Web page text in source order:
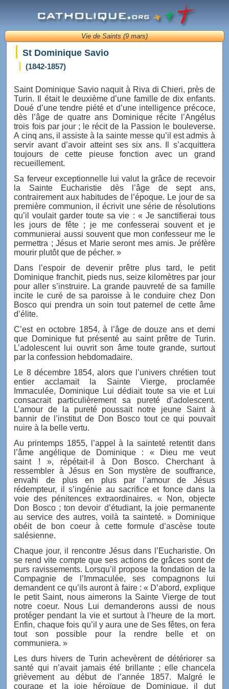
Vie de Saints (9 mars)
St Dominique Savio
(1842-1857)
Saint Dominique Savio naquit à Riva di Chieri, près de
Turin. Il était le deuxième d’une famille de dix enfants.
Doué d’une tendre piété et d’une intelligence précoce,
dès l’âge de quatre ans Dominique récite l’Angélus
trois fois par jour ; le récit de la Passion le bouleverse.
A cinq ans, il assiste à la sainte messe qu’il est admis à
servir avant d’avoir atteint ses six ans. Il s’acquittera
toujours de cette pieuse fonction avec un grand
recueillement.
Sa ferveur exceptionnelle lui valut la grâce de recevoir
la Sainte Eucharistie dès l’âge de sept ans,
contrairement aux habitudes de l’époque. Le jour de sa
première communion, il écrivit une série de résolutions
qu’il voulait garder toute sa vie : « Je sanctifierai tous
les jours de fête ; je me confesserai souvent et je
communierai aussi souvent que mon confesseur me le
permettra ; Jésus et Marie seront mes amis. Je préfère
mourir plutôt que de pécher. »
Dans l’espoir de devenir prêtre plus tard, le petit
Dominique franchit, pieds nus, seize kilomètres par jour
pour aller s’instruire. La grande pauvreté de sa famille
incite le curé de sa paroisse à le conduire chez Don
Bosco qui prendra un soin tout paternel de cette âme
d’élite.
C’est en octobre 1854, à l’âge de douze ans et demi
que Dominique fut présenté au saint prêtre de Turin.
L’adolescent lui ouvrit son âme toute grande, surtout
par la confession hebdomadaire.
Le 8 décembre 1854, alors que l’univers chrétien tout
entier acclamait la Sainte Vierge, proclamée
Immaculée, Dominique Lui dédiait toute sa vie et Lui
consacrait particulièrement sa pureté d’adolescent.
L’amour de la pureté poussait notre jeune Saint à
bannir de l’institut de Don Bosco tout ce qui pouvait
nuire à la belle vertu.
Au printemps 1855, l’appel à la sainteté retentit dans
l’âme angélique de Dominique : « Dieu me veut
saint ! », répétait-il à Don Bosco. Cherchant à
ressembler à Jésus en Son mystère de souffrance,
envahi de plus en plus par l’amour de Jésus
rédempteur, il s’ingénie au sacrifice et fonce dans la
voie des pénitences extraordinaires. « Non, objecte
Don Bosco ; ton devoir d’étudiant, la joie permanente
au service des autres, voilà ta sainteté. » Dominique
obéit de bon coeur à cette formule d’ascèse toute
salésienne.
Chaque jour, il rencontre Jésus dans l’Eucharistie. On
se rend vite compte que ses actions de grâces sont de
purs ravissements. Lorsqu’il propose la fondation de la
Compagnie de l’Immaculée, ses compagnons lui
demandent ce qu’ils auront à faire : « D’abord, explique
le petit Saint, nous aimerons la Sainte Vierge de tout
notre coeur. Nous Lui demanderons aussi de nous
protéger pendant la vie et surtout à l’heure de la mort.
Enfin, chaque fois qu’il y aura une de Ses fêtes, on fera
tout son possible pour la rendre belle et on
communiera. »
Les durs hivers de Turin achevèrent de détériorer sa
santé qui n’avait jamais été brillante ; elle chancela
grièvement au début de l’année 1857. Malgré le
courage et la joie héroïque de Dominique, il dut